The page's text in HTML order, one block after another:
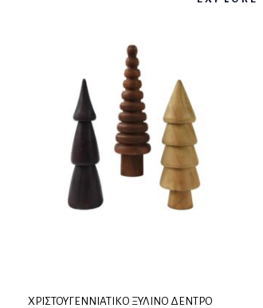
ΧΡΙΣΤΟΥΓΕΝΝΙΆΤΙΚΟ ΞΎΛΙΝΟ ΔΈΝΤΡΟ